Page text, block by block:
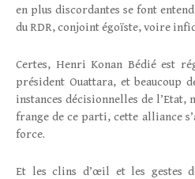
en plus discordantes se font
du RDR, conjoint égoïste, voire
Certes, Henri Konan Bédié est
président Ouattara, et beaucoup
instances décisionnelles de l’Etat,
frange de ce parti, cette alliance
force.
Et les clins d’œil et les gestes